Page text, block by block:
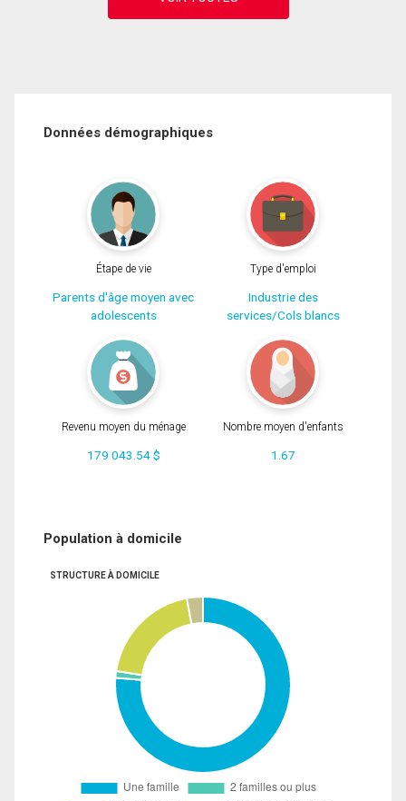
Données démographiques
Étape de vie
Parents d'âge moyen avec
adolescents
Type d'emploi
Industrie des
services/Cols blancs
Revenu moyen du ménage
179 043.54 $
Nombre moyen d'enfants
1.67
Population à domicile
STRUCTURE À DOMICILE